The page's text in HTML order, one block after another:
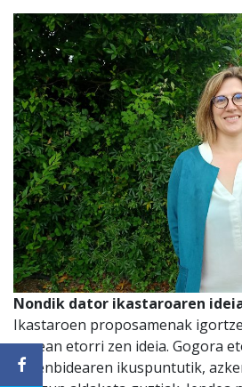
Nondik dator ikastaroaren
Ikastaroen proposamenak
zenean etorri zen ideia. Gogora
zuzenbidearen ikuspuntutik,